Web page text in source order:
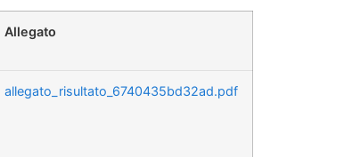
Allegato
allegato_risultato_6740435bd32ad.pdf